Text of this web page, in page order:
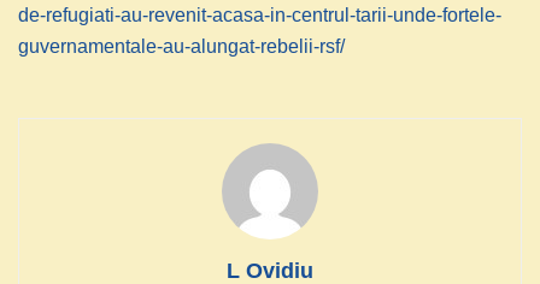
de-refugiati-au-revenit-acasa-in-centrul-tarii-unde-fortele-
guvernamentale-au-alungat-rebelii-rsf/
L Ovidiu